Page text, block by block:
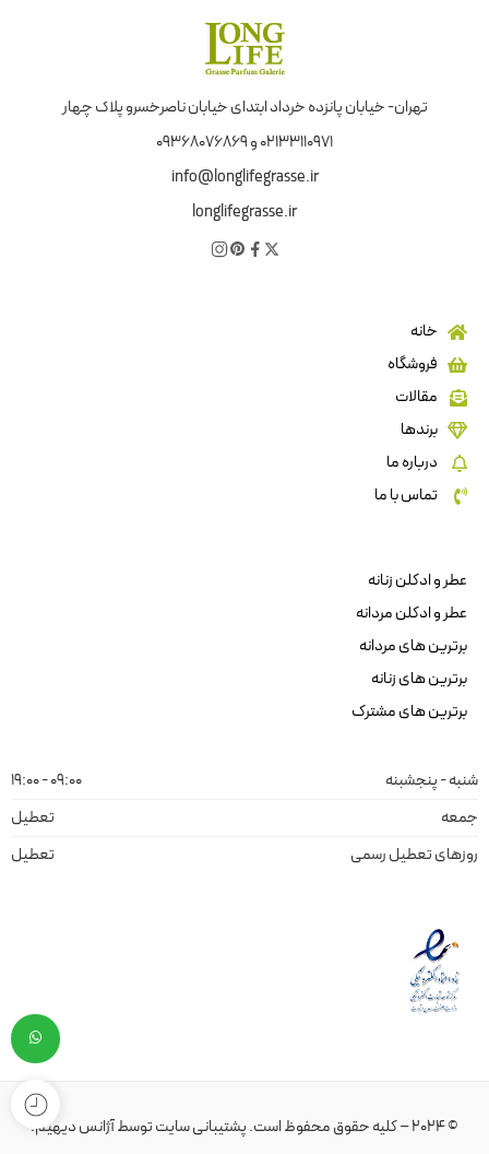
تهران- خیابان پانزده خرداد ابتدای خیابان ناصرخسرو پلاک چهار
02133110971 و 09368076869
info@longlifegrasse.ir
longlifegrasse.ir
خانه
فروشگاه
مقالات
برندها
درباره ما
تماس با ما
عطر و ادکلن زنانه
عطر و ادکلن مردانه
برترین های مردانه
برترین های زنانه
برترین های مشترک
شنبه - پنجشبنه
09:00 - 19:00
جمعه
تعطیل
روزهای تعطیل رسمی
تعطیل
© 2024 – کلیه حقوق محفوظ است. پشتیبانی سایتتوسطآژانس دیهیم.